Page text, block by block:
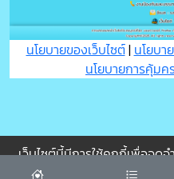
นโยบายของเว็บไซต์| นโยบ
นโยบายการคุ้ม
เว็บไซต์นี้มีการใช้คุกกี้เพื่อจด
ประสบการณ์การใช้งาน